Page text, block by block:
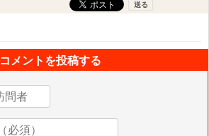
コメントを投稿する